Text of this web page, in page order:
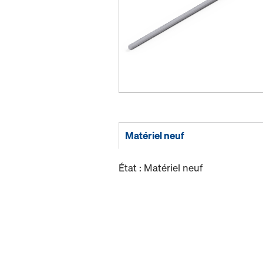
Matériel neuf
État : Matériel neuf